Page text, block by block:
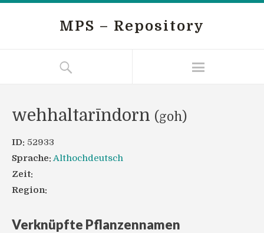
MPS – Repository
wehhaltarīndorn (goh)
ID: 52933
Sprache: Althochdeutsch
Zeit:
Region:
Verknüpfte Pflanzennamen